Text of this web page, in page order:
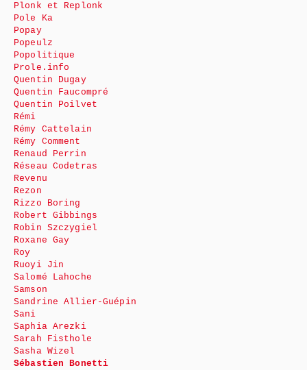
Plonk et Replonk
Pole Ka
Popay
Popeulz
Popolitique
Prole.info
Quentin Dugay
Quentin Faucompré
Quentin Poilvet
Rémi
Rémy Cattelain
Rémy Comment
Renaud Perrin
Réseau Codetras
Revenu
Rezon
Rizzo Boring
Robert Gibbings
Robin Szczygiel
Roxane Gay
Roy
Ruoyi Jin
Salomé Lahoche
Samson
Sandrine Allier-Guépin
Sani
Saphia Arezki
Sarah Fisthole
Sasha Wizel
Sébastien Bonetti